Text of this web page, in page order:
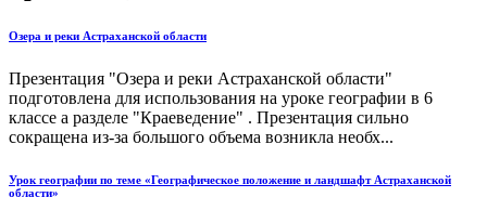
Озера и реки Астраханской области
Презентация "Озера и реки Астраханской области"
подготовлена для использования на уроке географии в 6
классе а разделе "Краеведение" . Презентация сильно
сокращена из-за большого объема возникла необх...
Урок географии по теме «Географическое положение и ландшафт Астраханской
области»